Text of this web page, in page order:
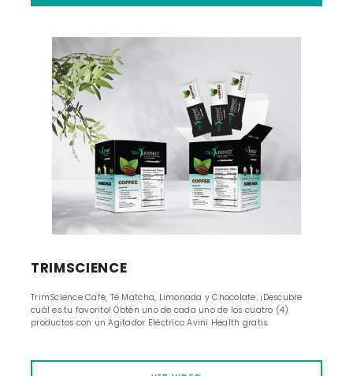
TRIMSCIENCE
TrimScience Café, Té Matcha, Limonada y Chocolate. ¡Descubre
cuál es tu favorito! Obtén uno de cada uno de los cuatro (4)
productos con un Agitador Eléctrico Avini Health gratis.